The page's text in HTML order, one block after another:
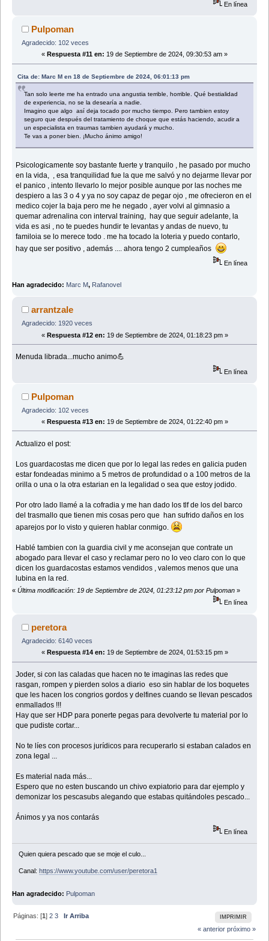
En línea
Pulpoman
Agradecido: 102 veces
« Respuesta #11 en: 19 de Septiembre de 2024, 09:30:53 am »
Cita de: Marc M en 18 de Septiembre de 2024, 06:01:13 pm
Tan solo leerte me ha entrado una angustia terrible, horrible. Qué bestialidad
de experiencia, no se la desearía a nadie.
Imagino que algo así deja tocado por mucho tiempo. Pero tambien estoy
seguro que después del tratamiento de choque que estás haciendo, acudir a
un especialista en traumas tambien ayudará y mucho.
Te vas a poner bien. ¡Mucho ánimo amigo!
Psicologicamente soy bastante fuerte y tranquilo , he pasado por mucho
en la vida, , esa tranquilidad fue la que me salvó y no dejarme llevar por
el panico , intento llevarlo lo mejor posible aunque por las noches me
despiero a las 3 o 4 y ya no soy capaz de pegar ojo , me ofrecieron en el
medico cojer la baja pero me he negado , ayer volvi al gimnasio a
quemar adrenalina con interval training, hay que seguir adelante, la
vida es asi , no te puedes hundir te levantas y andas de nuevo, tu
familoia se lo merece todo . me ha tocado la loteria y puedo contarlo,
hay que ser positivo , además .... ahora tengo 2 cumpleaños
En línea
Han agradecido: Marc M, Rafanovel
arrantzale
Agradecido: 1920 veces
« Respuesta #12 en: 19 de Septiembre de 2024, 01:18:23 pm »
Menuda librada...mucho animo💪
En línea
Pulpoman
Agradecido: 102 veces
« Respuesta #13 en: 19 de Septiembre de 2024, 01:22:40 pm »
Actualizo el post:
Los guardacostas me dicen que por lo legal las redes en galicia puden
estar fondeadas minimo a 5 metros de profundidad o a 100 metros de la
orilla o una o la otra estarian en la legalidad o sea que estoy jodido.
Por otro lado llamé a la cofradia y me han dado los tlf de los del barco
del trasmallo que tienen mis cosas pero que han sufrido daños en los
aparejos por lo visto y quieren hablar conmigo.
Hablé tambien con la guardia civil y me aconsejan que contrate un
abogado para llevar el caso y reclamar pero no lo veo claro con lo que
dicen los guardacostas estamos vendidos , valemos menos que una
lubina en la red.
« Última modificación: 19 de Septiembre de 2024, 01:23:12 pm por Pulpoman »
En línea
peretora
Agradecido: 6140 veces
« Respuesta #14 en: 19 de Septiembre de 2024, 01:53:15 pm »
Joder, si con las caladas que hacen no te imaginas las redes que
rasgan, rompen y pierden solos a diario eso sin hablar de los boquetes
que les hacen los congrios gordos y delfines cuando se llevan pescados
enmallados !!!
Hay que ser HDP para ponerte pegas para devolverte tu material por lo
que pudiste cortar...
No te líes con procesos jurídicos para recuperarlo si estaban calados en
zona legal ...
Es material nada más...
Espero que no esten buscando un chivo expiatorio para dar ejemplo y
demonizar los pescasubs alegando que estabas quitándoles pescado...
Ánimos y ya nos contarás
En línea
Quien quiera pescado que se moje el culo...
Canal: https://www.youtube.com/user/peretora1
Han agradecido: Pulpoman
IMPRIMIR
Páginas: [1]2 3
Ir Arriba
« anterior próximo »